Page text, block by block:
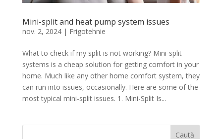
Mini-split and heat pump system issues
nov. 2, 2024| Frigotehnie
What to check if my split is not working? Mini-split
systems is a cheap solution for getting comfort in your
home. Much like any other home comfort system, they
can run into issues, occasionally. Here are some of the
most typical mini-split issues. 1. Mini-Split Is...
Caută